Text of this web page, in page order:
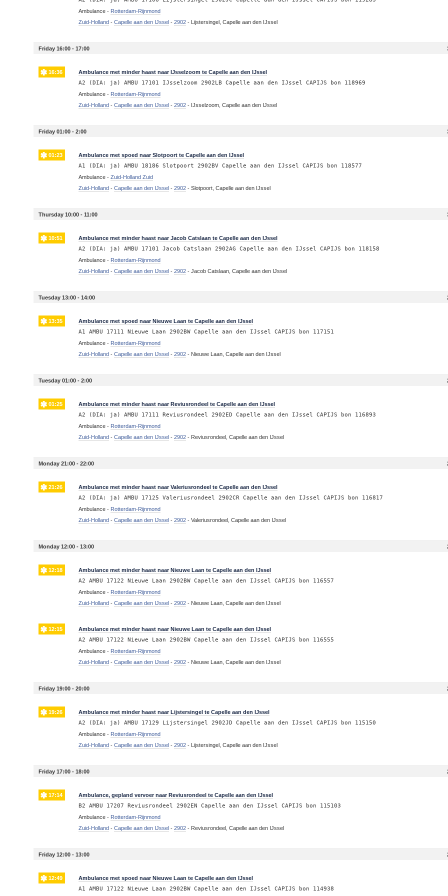
Ambulance - Rotterdam-Rijnmond
Zuid-Holland -Capelle aan den IJssel -2902 - Lijstersingel, Capelle aan den IJssel
Friday 16:00 - 17:00
16:36 Ambulance met minder haast naar IJsselzoom te Capelle aan den IJssel
A2 (DIA: ja) AMBU 17101 IJsselzoom 2902LB Capelle aan den IJssel CAPIJS bon 118969
Ambulance - Rotterdam-Rijnmond
Zuid-Holland -Capelle aan den IJssel -2902 - IJsselzoom, Capelle aan den IJssel
Friday 01:00 - 2:00
01:23 Ambulance met spoed naar Slotpoort te Capelle aan den IJssel
A1 (DIA: ja) AMBU 18186 Slotpoort 2902BV Capelle aan den IJssel CAPIJS bon 118577
Ambulance -Zuid-Holland Zuid
Zuid-Holland -Capelle aan den IJssel -2902 -Slotpoort, Capelle aan den IJssel
Thursday 10:00 - 11:00
10:51 Ambulance met minder haast naar Jacob Catslaan te Capelle aan den IJssel
A2 (DIA: ja) AMBU 17101 Jacob Catslaan 2902AG Capelle aan den IJssel CAPIJS bon 118158
Ambulance - Rotterdam-Rijnmond
Zuid-Holland -Capelle aan den IJssel -2902 -Jacob Catslaan, Capelle aan den IJssel
Tuesday 13:00 - 14:00
13:35 Ambulance met spoed naar Nieuwe Laan te Capelle aan den IJssel
A1 AMBU 17111 Nieuwe Laan 2902BW Capelle aan den IJssel CAPIJS bon 117151
Ambulance - Rotterdam-Rijnmond
Zuid-Holland -Capelle aan den IJssel -2902 - Nieuwe Laan, Capelle aan den IJssel
Tuesday 01:00 - 2:00
01:25 Ambulance met minder haast naar Reviusrondeel te Capelle aan den IJssel
A2 (DIA: ja) AMBU 17111 Reviusrondeel 2902ED Capelle aan den IJssel CAPIJS bon 116893
Ambulance - Rotterdam-Rijnmond
Zuid-Holland -Capelle aan den IJssel -2902 - Reviusrondeel, Capelle aan den IJssel
Monday 21:00 - 22:00
21:26 Ambulance met minder haast naar Valeriusrondeel te Capelle aan den IJssel
A2 (DIA: ja) AMBU 17125 Valeriusrondeel 2902CR Capelle aan den IJssel CAPIJS bon 116817
Ambulance - Rotterdam-Rijnmond
Zuid-Holland -Capelle aan den IJssel -2902 -Valeriusrondeel, Capelle aan den IJssel
Monday 12:00 - 13:00
12:18 Ambulance met minder haast naar Nieuwe Laan te Capelle aan den IJssel
A2 AMBU 17122 Nieuwe Laan 2902BW Capelle aan den IJssel CAPIJS bon 116557
Ambulance - Rotterdam-Rijnmond
Zuid-Holland -Capelle aan den IJssel -2902 - Nieuwe Laan, Capelle aan den IJssel
12:15 Ambulance met minder haast naar Nieuwe Laan te Capelle aan den IJssel
A2 AMBU 17122 Nieuwe Laan 2902BW Capelle aan den IJssel CAPIJS bon 116555
Ambulance - Rotterdam-Rijnmond
Zuid-Holland -Capelle aan den IJssel -2902 - Nieuwe Laan, Capelle aan den IJssel
Friday 19:00 - 20:00
19:26 Ambulance met minder haast naar Lijstersingel te Capelle aan den IJssel
A2 (DIA: ja) AMBU 17129 Lijstersingel 2902JD Capelle aan den IJssel CAPIJS bon 115150
Ambulance - Rotterdam-Rijnmond
Zuid-Holland -Capelle aan den IJssel -2902 - Lijstersingel, Capelle aan den IJssel
Friday 17:00 - 18:00
17:14 Ambulance, gepland vervoer naar Reviusrondeel te Capelle aan den IJssel
B2 AMBU 17207 Reviusrondeel 2902EN Capelle aan den IJssel CAPIJS bon 115103
Ambulance - Rotterdam-Rijnmond
Zuid-Holland -Capelle aan den IJssel -2902 - Reviusrondeel, Capelle aan den IJssel
Friday 12:00 - 13:00
12:49 Ambulance met spoed naar Nieuwe Laan te Capelle aan den IJssel
A1 AMBU 17122 Nieuwe Laan 2902BW Capelle aan den IJssel CAPIJS bon 114938